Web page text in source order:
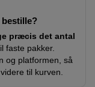
bestille?
præcis det antal
faste pakker.
og platformen, så
til kurven.